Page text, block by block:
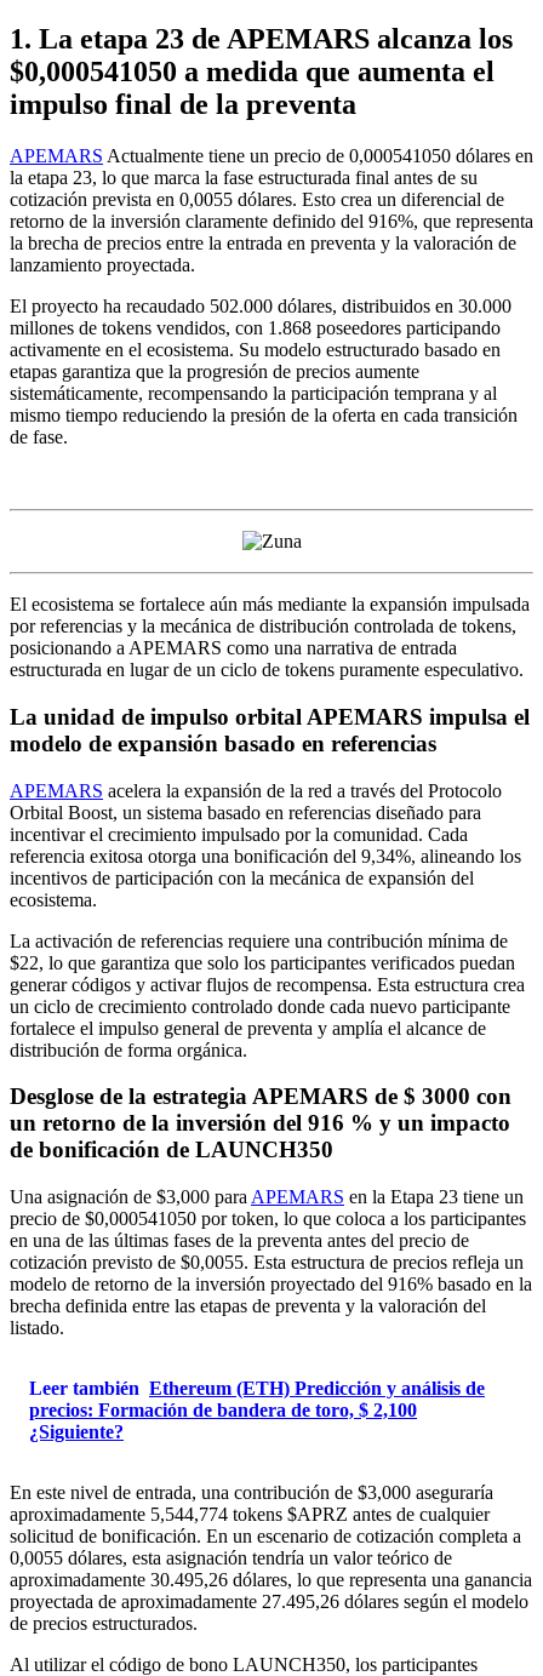
1. La etapa 23 de APEMARS alcanza los
$0,000541050 a medida que aumenta el
impulso final de la preventa
APEMARS Actualmente tiene un precio de 0,000541050 dólares en
la etapa 23, lo que marca la fase estructurada final antes de su
cotización prevista en 0,0055 dólares. Esto crea un diferencial de
retorno de la inversión claramente definido del 916%, que representa
la brecha de precios entre la entrada en preventa y la valoración de
lanzamiento proyectada.
El proyecto ha recaudado 502.000 dólares, distribuidos en 30.000
millones de tokens vendidos, con 1.868 poseedores participando
activamente en el ecosistema. Su modelo estructurado basado en
etapas garantiza que la progresión de precios aumente
sistemáticamente, recompensando la participación temprana y al
mismo tiempo reduciendo la presión de la oferta en cada transición
de fase.
El ecosistema se fortalece aún más mediante la expansión impulsada
por referencias y la mecánica de distribución controlada de tokens,
posicionando a APEMARS como una narrativa de entrada
estructurada en lugar de un ciclo de tokens puramente especulativo.
La unidad de impulso orbital APEMARS impulsa el
modelo de expansión basado en referencias
APEMARS acelera la expansión de la red a través del Protocolo
Orbital Boost, un sistema basado en referencias diseñado para
incentivar el crecimiento impulsado por la comunidad. Cada
referencia exitosa otorga una bonificación del 9,34%, alineando los
incentivos de participación con la mecánica de expansión del
ecosistema.
La activación de referencias requiere una contribución mínima de
$22, lo que garantiza que solo los participantes verificados puedan
generar códigos y activar flujos de recompensa. Esta estructura crea
un ciclo de crecimiento controlado donde cada nuevo participante
fortalece el impulso general de preventa y amplía el alcance de
distribución de forma orgánica.
Desglose de la estrategia APEMARS de $ 3000 con
un retorno de la inversión del 916 % y un impacto
de bonificación de LAUNCH350
Una asignación de $3,000 para APEMARS en la Etapa 23 tiene un
precio de $0,000541050 por token, lo que coloca a los participantes
en una de las últimas fases de la preventa antes del precio de
cotización previsto de $0,0055. Esta estructura de precios refleja un
modelo de retorno de la inversión proyectado del 916% basado en la
brecha definida entre las etapas de preventa y la valoración del
listado.
Leer también Ethereum (ETH) Predicción y análisis de
precios: Formación de bandera de toro, $ 2,100
¿Siguiente?
En este nivel de entrada, una contribución de $3,000 aseguraría
aproximadamente 5,544,774 tokens $APRZ antes de cualquier
solicitud de bonificación. En un escenario de cotización completa a
0,0055 dólares, esta asignación tendría un valor teórico de
aproximadamente 30.495,26 dólares, lo que representa una ganancia
proyectada de aproximadamente 27.495,26 dólares según el modelo
de precios estructurados.
Al utilizar el código de bono LAUNCH350, los participantes